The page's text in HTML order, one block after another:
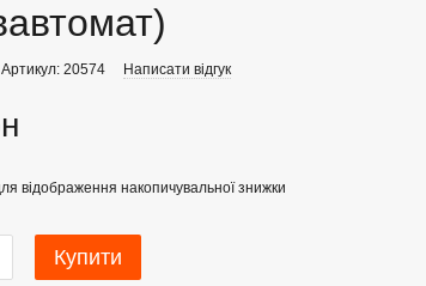
Артикул: 20574 Написати відгук
відображення накопичувальної знижки
Купити